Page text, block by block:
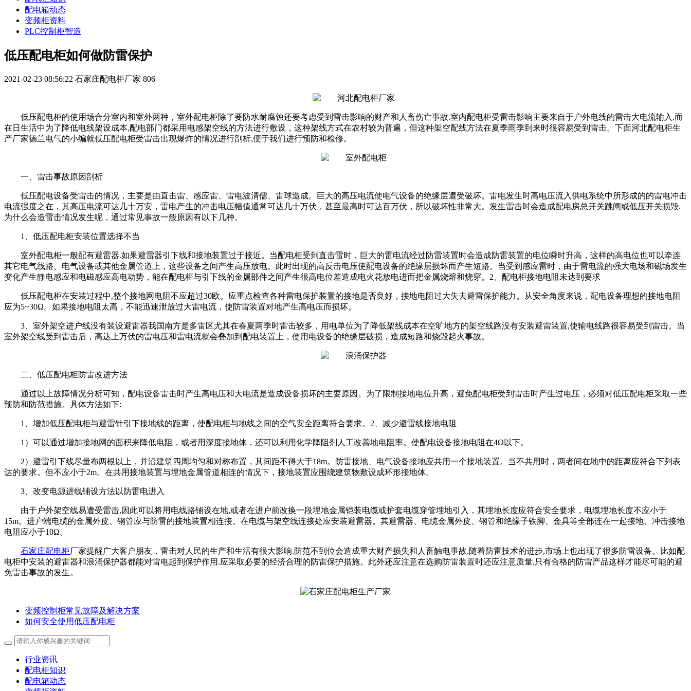
配电箱动态
变频柜资料
PLC控制柜智造
低压配电柜如何做防雷保护
2021-02-23 08:56:22 石家庄配电柜厂家 806
低压配电柜的使用场合分室内和室外两种，室外配电柜除了要防水耐腐蚀还要考虑受到雷击影响的财产和人畜伤亡事故.室内配电柜受雷击影响主要来自于户外电线的雷击大电流输入.而
在日生活中为了降低电线架设成本,配电部门都采用电感架空线的方法进行敷设，这种架线方式在农村较为普遍，但这种架空配线方法在夏季雨季到来时很容易受到雷击。下面河北配电柜生
产厂家德兰电气的小编就低压配电柜受雷击出现爆炸的情况进行剖析,便于我们进行预防和检修。
一、雷击事故原因剖析
低压配电设备受雷击的情况，主要是由直击雷、感应雷、雷电波清儒、雷球造成。巨大的高压电流使电气设备的绝缘层遭受破坏。雷电发生时高电压流入供电系统中所形成的的雷电冲击
电流强度之在，其高压电流可达几十万安，雷电产生的冲击电压幅值通常可达几十万伏，甚至最高时可达百万伏，所以破坏性非常大。发生雷击时会造成配电房总开关跳闸或低压开关损毁.
为什么会造雷击情况发生呢，通过常见事故一般原因有以下几种。
1、低压配电柜安装位置选择不当
室外配电柜一般配有避雷器.如果避雷器引下线和接地装置过于接近。当配电柜受到直击雷时，巨大的雷电流经过防雷装置时会造成防雷装置的电位瞬时升高，这样的高电位也可以牵连
其它电气线路、电气设备或其他金属管道上，这些设备之间产生高压放电。此时出现的高反击电压使配电设备的绝缘层损坏而产生短路。当受到感应雷时，由于雷电流的强大电场和磁场发生
变化产生静电感应和电磁感应高电动势，能在配电柜与引下线的金属部件之间产生很高电位差造成电火花放电进而把金属烧熔和烧穿。 2、配电柜接地电阻未达到要求
低压配电柜在安装过程中,整个接地网电阻不应超过30欧。应重点检查各种雷电保护装置的接地是否良好，接地电阻过大失去避雷保护能力。从安全角度来说，配电设备理想的接地电阻
应为5~30Ω。如果接地电阻太高，不能迅速泄放过大雷电流，使防雷装置对地产生高电压而损坏。
3、室外架空进户线没有装设避雷器我国南方是多雷区尤其在春夏两季时雷击较多，用电单位为了降低架线成本在空旷地方的架空线路没有安装避雷装置,使输电线路很容易受到雷击。当
室外架空线受到雷击后，高达上万伏的雷电压和雷电流就会叠加到配电装置上，使用电设备的绝缘层破损，造成短路和烧毁起火事故。
二、低压配电柜防雷改进方法
通过以上故障情况分析可知，配电设备雷击时产生高电压和大电流是造成设备损坏的主要原因。为了限制接地电位升高，避免配电柜受到雷击时产生过电压，必须对低压配电柜采取一些
预防和防范措施。具体方法如下:
1、增加低压配电柜与避雷针引下接地线的距离，使配电柜与地线之间的空气安全距离符合要求。 2、减少避雷线接地电阻
1）可以通过增加接地网的面积来降低电阻，或者用深度接地体，还可以利用化学降阻剂人工改善地电阻率。使配电设备接地电阻在4Ω以下。
2）避雷引下线尽量布两根以上，并沿建筑四周均匀和对称布置，其间距不得大于18m。防雷接地、电气设备接地应共用一个接地装置。当不共用时，两者间在地中的距离应符合下列表
达的要求。但不应小于2m。在共用接地装置与埋地金属管道相连的情况下，接地装置应围绕建筑物敷设成环形接地体。
3、改变电源进线铺设方法以防雷电进入
由于户外架空线易遭受雷击,因此可以将用电线路铺设在地,或者在进户前改换一段埋地金属铠装电缆或护套电缆穿管埋地引入，其埋地长度应符合安全要求，电缆埋地长度不应小于
15m。进户端电缆的金属外皮、钢管应与防雷的接地装置相连接。在电缆与架空线连接处应安装避雷器。其避雷器、电缆金属外皮、钢管和绝缘子铁脚、金具等全部连在一起接地、冲击接地
电阻应小于10Ω。
石家庄配电柜厂家提醒广大客户朋友，雷击对人民的生产和生活有很大影响.防范不到位会造成重大财产损失和人畜触电事故.随着防雷技术的进步,市场上也出现了很多防雷设备。比如配
电柜中安装的避雷器和浪涌保护器都能对雷电起到保护作用.应采取必要的经济合理的防雷保护措施。此外还应注意在选购防雷装置时还应注意质量,只有合格的防雷产品这样才能尽可能的避
免雷击事故的发生。
变频控制柜常见故障及解决方案
如何安全使用低压配电柜
行业资讯
配电柜知识
配电箱动态